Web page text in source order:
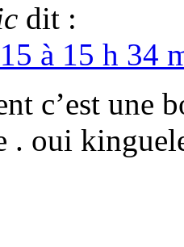
dit :
à 15 h 34
c’est une
. oui